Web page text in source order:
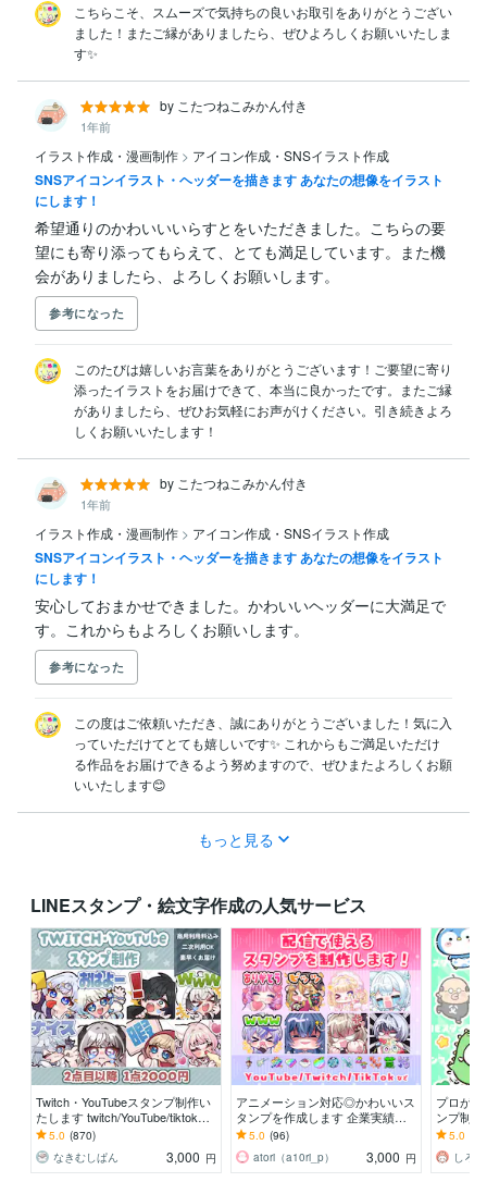
こちらこそ、スムーズで気持ちの良いお取引をありがとうござい
ました！またご縁がありましたら、ぜひよろしくお願いいたしま
す✨
by こたつねこみかん付き
1年前
イラスト作成・漫画制作 > アイコン作成・SNSイラスト作成
SNSアイコンイラスト・ヘッダーを描きます あなたの想像をイラスト
にします！
希望通りのかわいいいらすとをいただきました。こちらの要
望にも寄り添ってもらえて、とても満足しています。また機
会がありましたら、よろしくお願いします。
参考になった
このたびは嬉しいお言葉をありがとうございます！ご要望に寄り
添ったイラストをお届けできて、本当に良かったです。またご縁
がありましたら、ぜひお気軽にお声がけください。引き続きよろ
しくお願いいたします！
by こたつねこみかん付き
1年前
イラスト作成・漫画制作 > アイコン作成・SNSイラスト作成
SNSアイコンイラスト・ヘッダーを描きます あなたの想像をイラスト
にします！
安心しておまかせできました。かわいいヘッダーに大満足で
す。これからもよろしくお願いします。
参考になった
この度はご依頼いただき、誠にありがとうございました！気に入
っていただけてとても嬉しいです✨ これからもご満足いただけ
る作品をお届けできるよう努めますので、ぜひまたよろしくお願
いいたします😊
もっと見る
LINEスタンプ・絵文字作成の人気サービス
Twitch・YouTubeスタンプ制作い
たします twitch/YouTube/tiktok配
信用スタンプ制作
5.0 (870)
なきむしぱん
3,000 円
アニメーション対応◎かわいいス
タンプを作成します 企業実績多
数有！YouTube・Twitch・TikTok
☆
5.0 (96)
atori（a10ri_p）
3,000 円
プロが
ンプ制
e、
☆
5.0
しろ